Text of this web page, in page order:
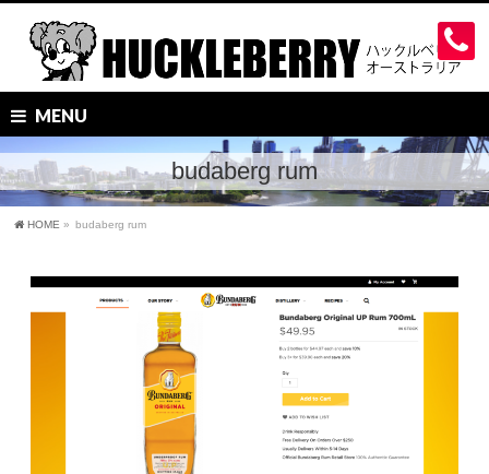
MENU
budaberg rum
HOME » budaberg rum